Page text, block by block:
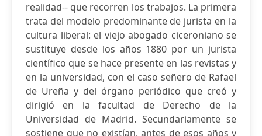
realidad-- que recorren los trabajos. La primera
trata del modelo predominante de jurista en la
cultura liberal: el viejo abogado ciceroniano se
sustituye desde los años 1880 por un jurista
científico que se hace presente en las revistas y
en la universidad, con el caso señero de Rafael
de Ureña y del órgano periódico que creó y
dirigió en la facultad de Derecho de la
Universidad de Madrid. Secundariamente se
sostiene que no existían, antes de esos años y